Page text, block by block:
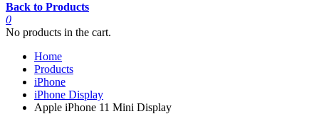
Back to Products
0
No products in the cart.
Home
Products
iPhone
iPhone Display
Apple iPhone 11 Mini Display